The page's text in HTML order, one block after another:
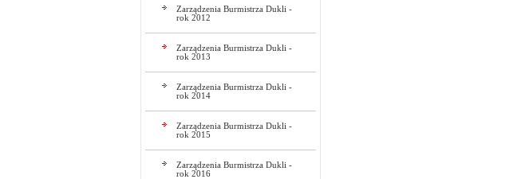
Zarządzenia Burmistrza Dukli -
rok 2012
Zarządzenia Burmistrza Dukli -
rok 2013
Zarządzenia Burmistrza Dukli -
rok 2014
Zarządzenia Burmistrza Dukli -
rok 2015
Zarządzenia Burmistrza Dukli -
rok 2016